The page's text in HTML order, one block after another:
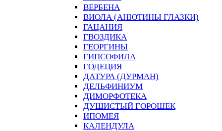
ВЕРБЕНА
ВИОЛА (АНЮТИНЫ ГЛАЗКИ)
ГАЦАНИЯ
ГВОЗДИКА
ГЕОРГИНЫ
ГИПСОФИЛА
ГОДЕЦИЯ
ДАТУРА (ДУРМАН)
ДЕЛЬФИНИУМ
ДИМОРФОТЕКА
ДУШИСТЫЙ ГОРОШЕК
ИПОМЕЯ
КАЛЕНДУЛА